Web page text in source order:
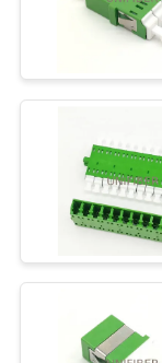
ช่อง
ออป
อะแ
ออปติ